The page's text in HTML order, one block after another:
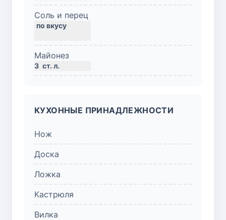
Соль и перец
Майонез
3 ст. л.
КУХОННЫЕ ПРИНАДЛЕЖНОСТИ
Нож
Доска
Ложка
Кастрюля
Вилка